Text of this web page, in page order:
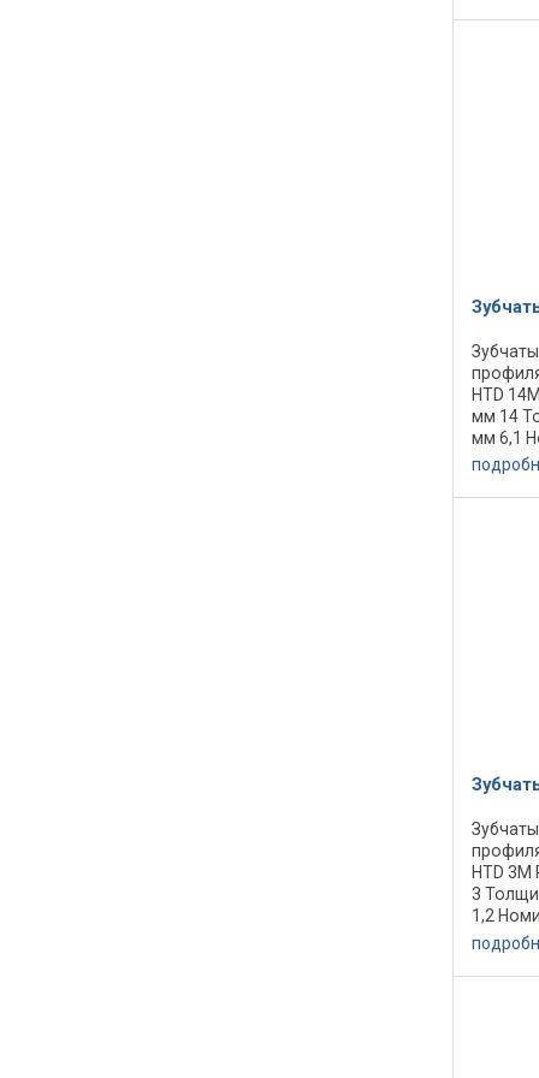
HTD
мм 14
мм 6,1
HTD
3
1,2